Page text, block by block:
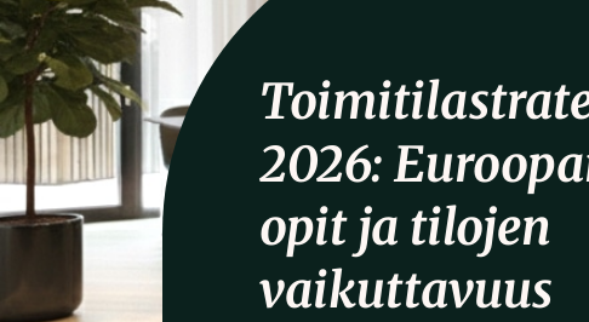
2026:
opit ja tilojen
vaikuttavuus